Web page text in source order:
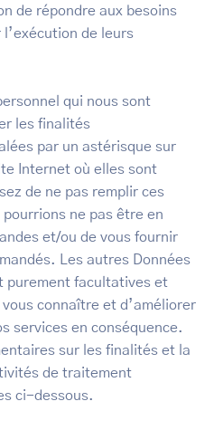
de répondre aux besoins
de leurs
qui nous sont
les finalités
par un astérisque sur
Internet où elles sont
de ne pas remplir ces
ne pas être en
et/ou de vous fournir
Les autres Données
purement facultatives et
connaître et d’améliorer
services en conséquence.
sur les finalités et la
de traitement
ci-dessous.